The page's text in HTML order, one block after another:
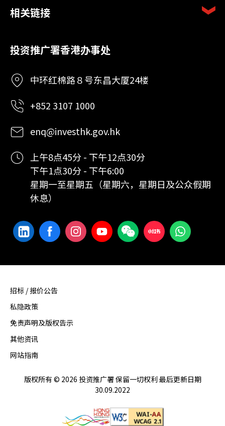
相关链接
投资推广署香港办事处
中环红棉路８号东昌大厦24楼
+852 3107 1000
enq@investhk.gov.hk
上午8点45分 - 下午12点30分
下午1点30分 - 下午6:00
星期一至星期五（星期六，星期日及公众假期
休息）
招标 / 报价公告
私隐政策
免责声明及版权告示
其他资讯
网站指南
版权所有 © 2026 投资推广署 保留一切权利 最后更新日期
30.09.2022